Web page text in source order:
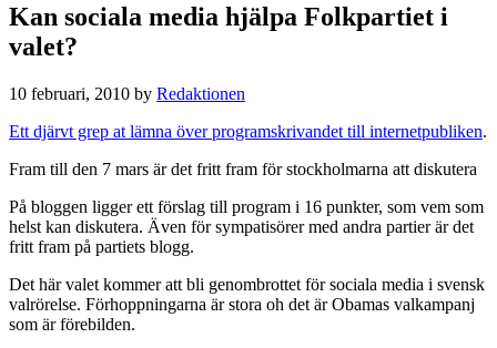
Kan sociala media hjälpa Folkpartiet i
valet?
10 februari, 2010 by Redaktionen
Ett djärvt grep at lämna över programskrivandet till internetpubliken.
Fram till den 7 mars är det fritt fram för stockholmarna att diskutera
På bloggen ligger ett förslag till program i 16 punkter, som vem som
helst kan diskutera. Även för sympatisörer med andra partier är det
fritt fram på partiets blogg.
Det här valet kommer att bli genombrottet för sociala media i svensk
valrörelse. Förhoppningarna är stora oh det är Obamas valkampanj
som är förebilden.